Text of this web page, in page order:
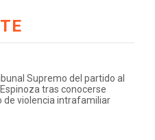
Supremo del partido al
tras conocerse
de violencia intrafamiliar